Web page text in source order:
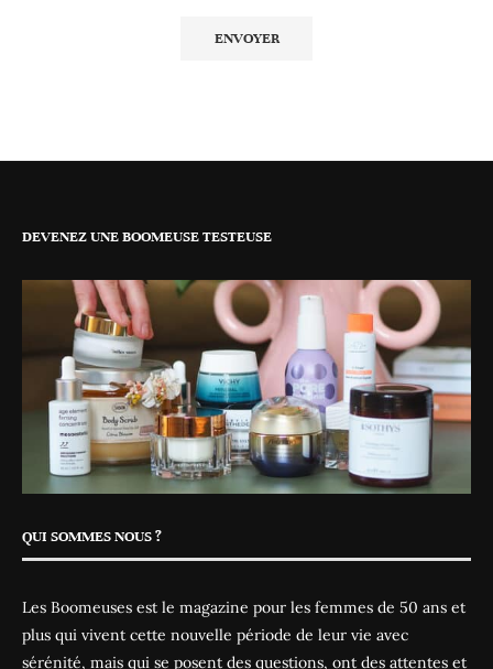
DEVENEZ UNE BOOMEUSE TESTEUSE
QUI SOMMES NOUS ?
Les Boomeuses est le magazine pour les femmes de 50 ans et
plus qui vivent cette nouvelle période de leur vie avec
sérénité, mais qui se posent des questions, ont des attentes et